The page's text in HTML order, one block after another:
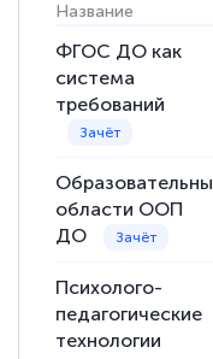
Выражаю
повышения
русскому
полезных
книги,
статьи.
аттестацию в
Название
ФГОС ДО как
система
требований
области ООП
ДО
Психолого-
педагогические
технологии